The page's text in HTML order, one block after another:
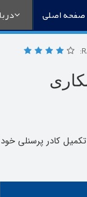
صفحه اصلی
کادر پرسنلی